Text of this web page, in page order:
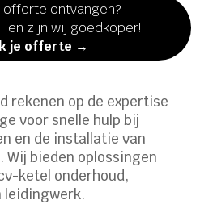
offerte ontvangen?
zijn wij goedkoper!
je offerte →
rekenen op de expertise
voor snelle hulp bij
en de installatie van
bieden oplossingen
ketel onderhoud,
leidingwerk.